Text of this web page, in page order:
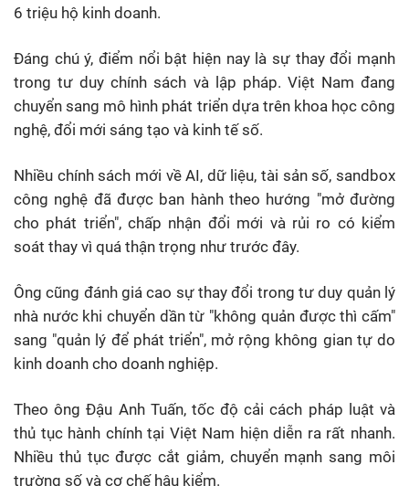
6 triệu hộ kinh doanh.
Đáng chú ý, điểm nổi bật hiện nay là sự thay đổi mạnh
trong tư duy chính sách và lập pháp. Việt Nam đang
chuyển sang mô hình phát triển dựa trên khoa học công
nghệ, đổi mới sáng tạo và kinh tế số.
Nhiều chính sách mới về AI, dữ liệu, tài sản số, sandbox
công nghệ đã được ban hành theo hướng "mở đường
cho phát triển", chấp nhận đổi mới và rủi ro có kiểm
soát thay vì quá thận trọng như trước đây.
Ông cũng đánh giá cao sự thay đổi trong tư duy quản lý
nhà nước khi chuyển dần từ "không quản được thì cấm"
sang "quản lý để phát triển", mở rộng không gian tự do
kinh doanh cho doanh nghiệp.
Theo ông Đậu Anh Tuấn, tốc độ cải cách pháp luật và
thủ tục hành chính tại Việt Nam hiện diễn ra rất nhanh.
Nhiều thủ tục được cắt giảm, chuyển mạnh sang môi
trường số và cơ chế hậu kiểm.